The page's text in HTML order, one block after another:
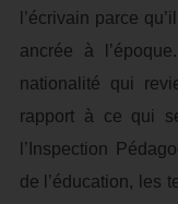
l’écrivain parce
ancrée à
nationalité qui
rapport à ce qui
l’Inspection
de l’éducation, les